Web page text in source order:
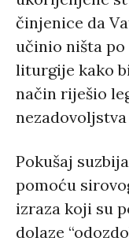
činjenice da
učinio ništa
liturgije kako
način riješio
Pokušaj
pomoću
izraza koji su
dolaze